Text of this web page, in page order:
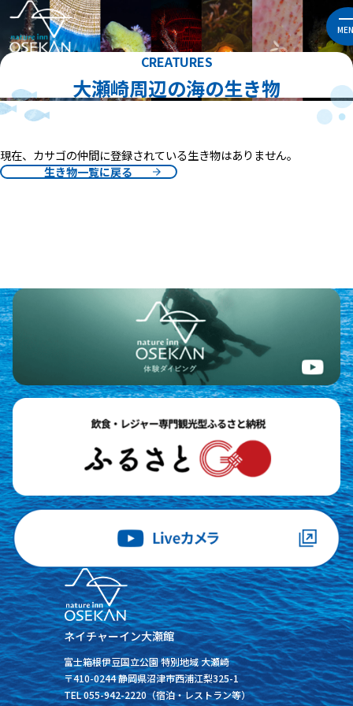
CREATURES
大瀬崎周辺の海の生き物
現在、カサゴの仲間に登録されている生き物はありません。
生き物一覧に戻る
ネイチャーイン大瀬館
富士箱根伊豆国立公園 特別地域 大瀬崎
〒410-0244 静岡県沼津市西浦江梨325-1
TEL 055-942-2220（宿泊・レストラン等）